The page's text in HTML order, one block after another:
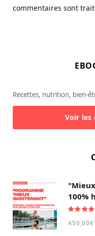
commentaires sont
Recettes, nutrition, bien-
Voir les
100%
sur 5
450,00€